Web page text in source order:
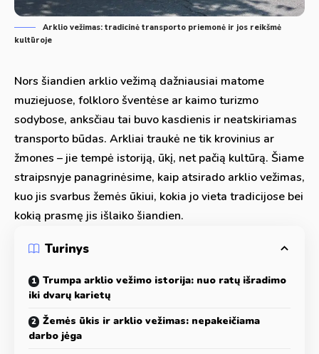
Arklio vežimas: tradicinė transporto priemonė ir jos reikšmė
kultūroje
Nors šiandien arklio vežimą dažniausiai matome
muziejuose, folkloro šventėse ar kaimo turizmo
sodybose, anksčiau tai buvo kasdienis ir neatskiriamas
transporto būdas. Arkliai traukė ne tik krovinius ar
žmones – jie tempė istoriją, ūkį, net pačią kultūrą. Šiame
straipsnyje panagrinėsime, kaip atsirado arklio vežimas,
kuo jis svarbus žemės ūkiui, kokia jo vieta tradicijose bei
kokią prasmę jis išlaiko šiandien.
Turinys
Trumpa arklio vežimo istorija: nuo ratų išradimo
iki dvarų karietų
Žemės ūkis ir arklio vežimas: nepakeičiama
darbo jėga